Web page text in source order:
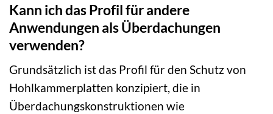
Kann ich das Profil für andere
Anwendungen als Überdachungen
verwenden?
Grundsätzlich ist das Profil für den Schutz von
Hohlkammerplatten konzipiert, die in
Überdachungskonstruktionen wie